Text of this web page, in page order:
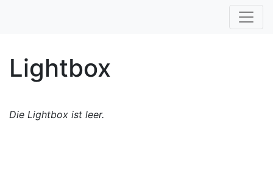
Lightbox
Die Lightbox ist leer.